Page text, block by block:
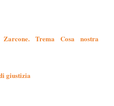
Trema Cosa nostra
giustizia